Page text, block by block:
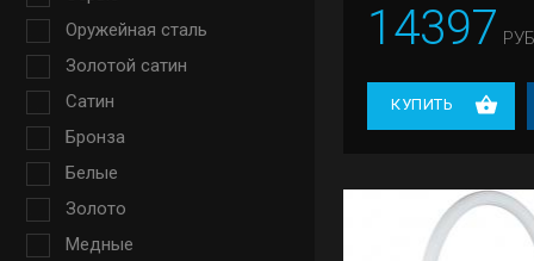
Оружейная сталь
Золотой сатин
Сатин
Бронза
Белые
Золото
Медные
14397
КУПИТЬ